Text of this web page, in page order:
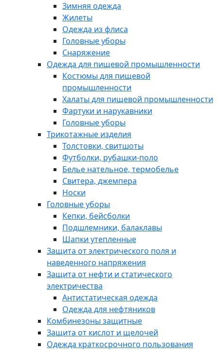
Зимняя одежда
Жилеты
Одежда из флиса
Головные уборы
Снаряжение
Одежда для пищевой промышленности
Костюмы для пищевой
промышленности
Халаты для пищевой промышленности
Фартуки и нарукавники
Головные уборы
Трикотажные изделия
Толстовки, свитшоты
Футболки, рубашки-поло
Белье нательное, термобелье
Свитера, джемпера
Носки
Головные уборы
Кепки, бейсболки
Подшлемники, балаклавы
Шапки утепленные
Защита от электрического поля и
наведенного напряжения
Защита от нефти и статического
электричества
Антистатическая одежда
Одежда для нефтяников
Комбинезоны защитные
Защита от кислот и щелочей
Одежда краткосрочного пользования